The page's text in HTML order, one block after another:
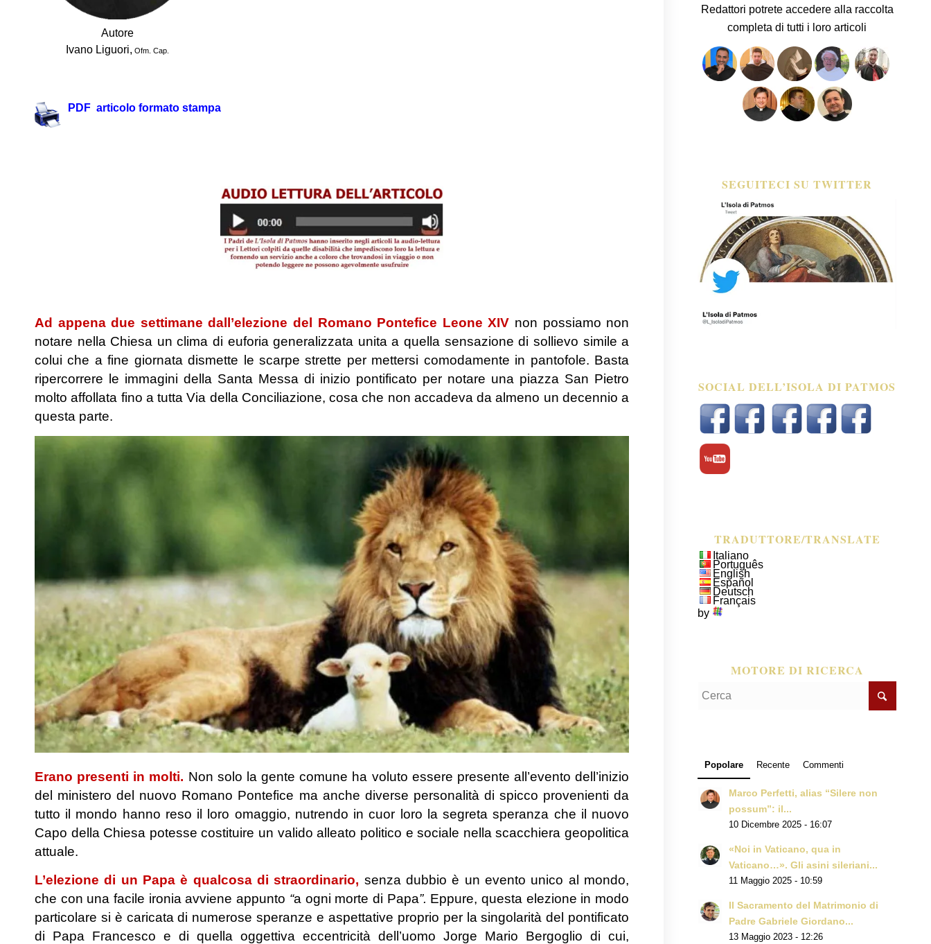
Autore
Ivano Liguori, Ofm. Cap.
PDF articolo formato stampa
Ad appena due settimane dall’elezione del Romano Pontefice Leone XIV non possiamo non
notare nella Chiesa un clima di euforia generalizzata unita a quella sensazione di sollievo simile a
colui che a fine giornata dismette le scarpe strette per mettersi comodamente in pantofole. Basta
ripercorrere le immagini della Santa Messa di inizio pontificato per notare una piazza San Pietro
molto affollata fino a tutta Via della Conciliazione, cosa che non accadeva da almeno un decennio a
questa parte.
Erano presenti in molti. Non solo la gente comune ha voluto essere presente all’evento dell’inizio
del ministero del nuovo Romano Pontefice ma anche diverse personalità di spicco provenienti da
tutto il mondo hanno reso il loro omaggio, nutrendo in cuor loro la segreta speranza che il nuovo
Capo della Chiesa potesse costituire un valido alleato politico e sociale nella scacchiera geopolitica
attuale.
L’elezione di un Papa è qualcosa di straordinario, senza dubbio è un evento unico al mondo,
che con una facile ironia avviene appunto “a ogni morte di Papa”. Eppure, questa elezione in modo
particolare si è caricata di numerose speranze e aspettative proprio per la singolarità del pontificato
di Papa Francesco e di quella oggettiva eccentricità dell’uomo Jorge Mario Bergoglio di cui,
Redattori potrete accedere alla raccolta
completa di tutti i loro articoli
SEGUITECI SU TWITTER
SOCIAL DELL’ISOLA DI PATMOS
TRADUTTORE/TRANSLATE
Italiano
Português
English
Español
Deutsch
Français
by
MOTORE DI RICERCA
Popolare Recente Commenti
Marco Perfetti, alias “Silere non
possum”: il...
10 Dicembre 2025 - 16:07
«Noi in Vaticano, qua in
Vaticano…». Gli asini sileriani...
11 Maggio 2025 - 10:59
Il Sacramento del Matrimonio di
Padre Gabriele Giordano...
13 Maggio 2023 - 12:26